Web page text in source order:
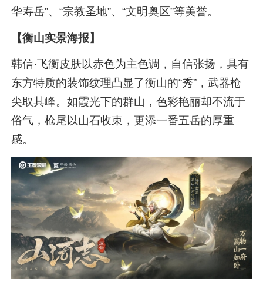
华寿岳”、“宗教圣地”、“文明奥区”等美誉。
【衡山实景海报】
韩信·飞衡皮肤以赤色为主色调，自信张扬，具有
东方特质的装饰纹理凸显了衡山的“秀”，武器枪
尖取其峰。如霞光下的群山，色彩艳丽却不流于
俗气，枪尾以山石收束，更添一番五岳的厚重
感。